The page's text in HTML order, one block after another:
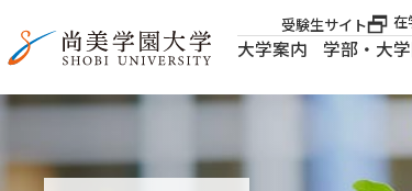
受験生サイト 在
大学案内 学部・大